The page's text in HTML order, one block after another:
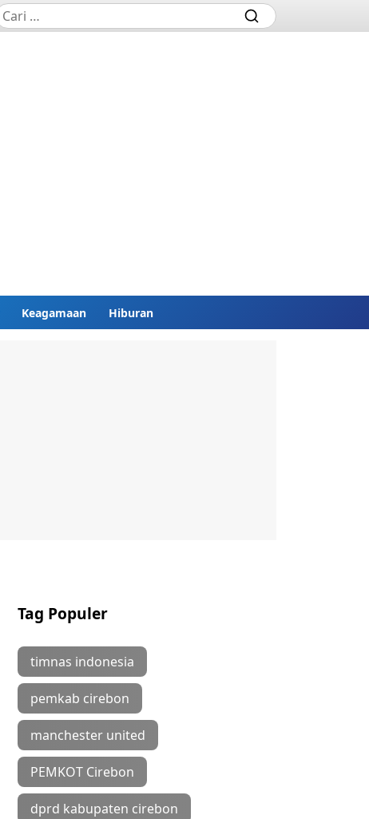
Keagamaan Hiburan
Tag Populer
timnas indonesia
pemkab cirebon
manchester united
PEMKOT Cirebon
dprd kabupaten cirebon